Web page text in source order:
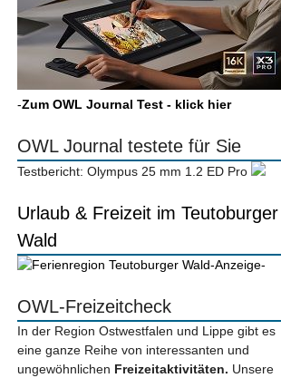
-Zum OWL Journal Test - klick hier
OWL Journal testete für Sie
Testbericht: Olympus 25 mm 1.2 ED Pro
Urlaub & Freizeit im Teutoburger
Wald
-Anzeige-
OWL-Freizeitcheck
In der Region Ostwestfalen und Lippe gibt es
eine ganze Reihe von interessanten und
ungewöhnlichen Freizeitaktivitäten. Unsere